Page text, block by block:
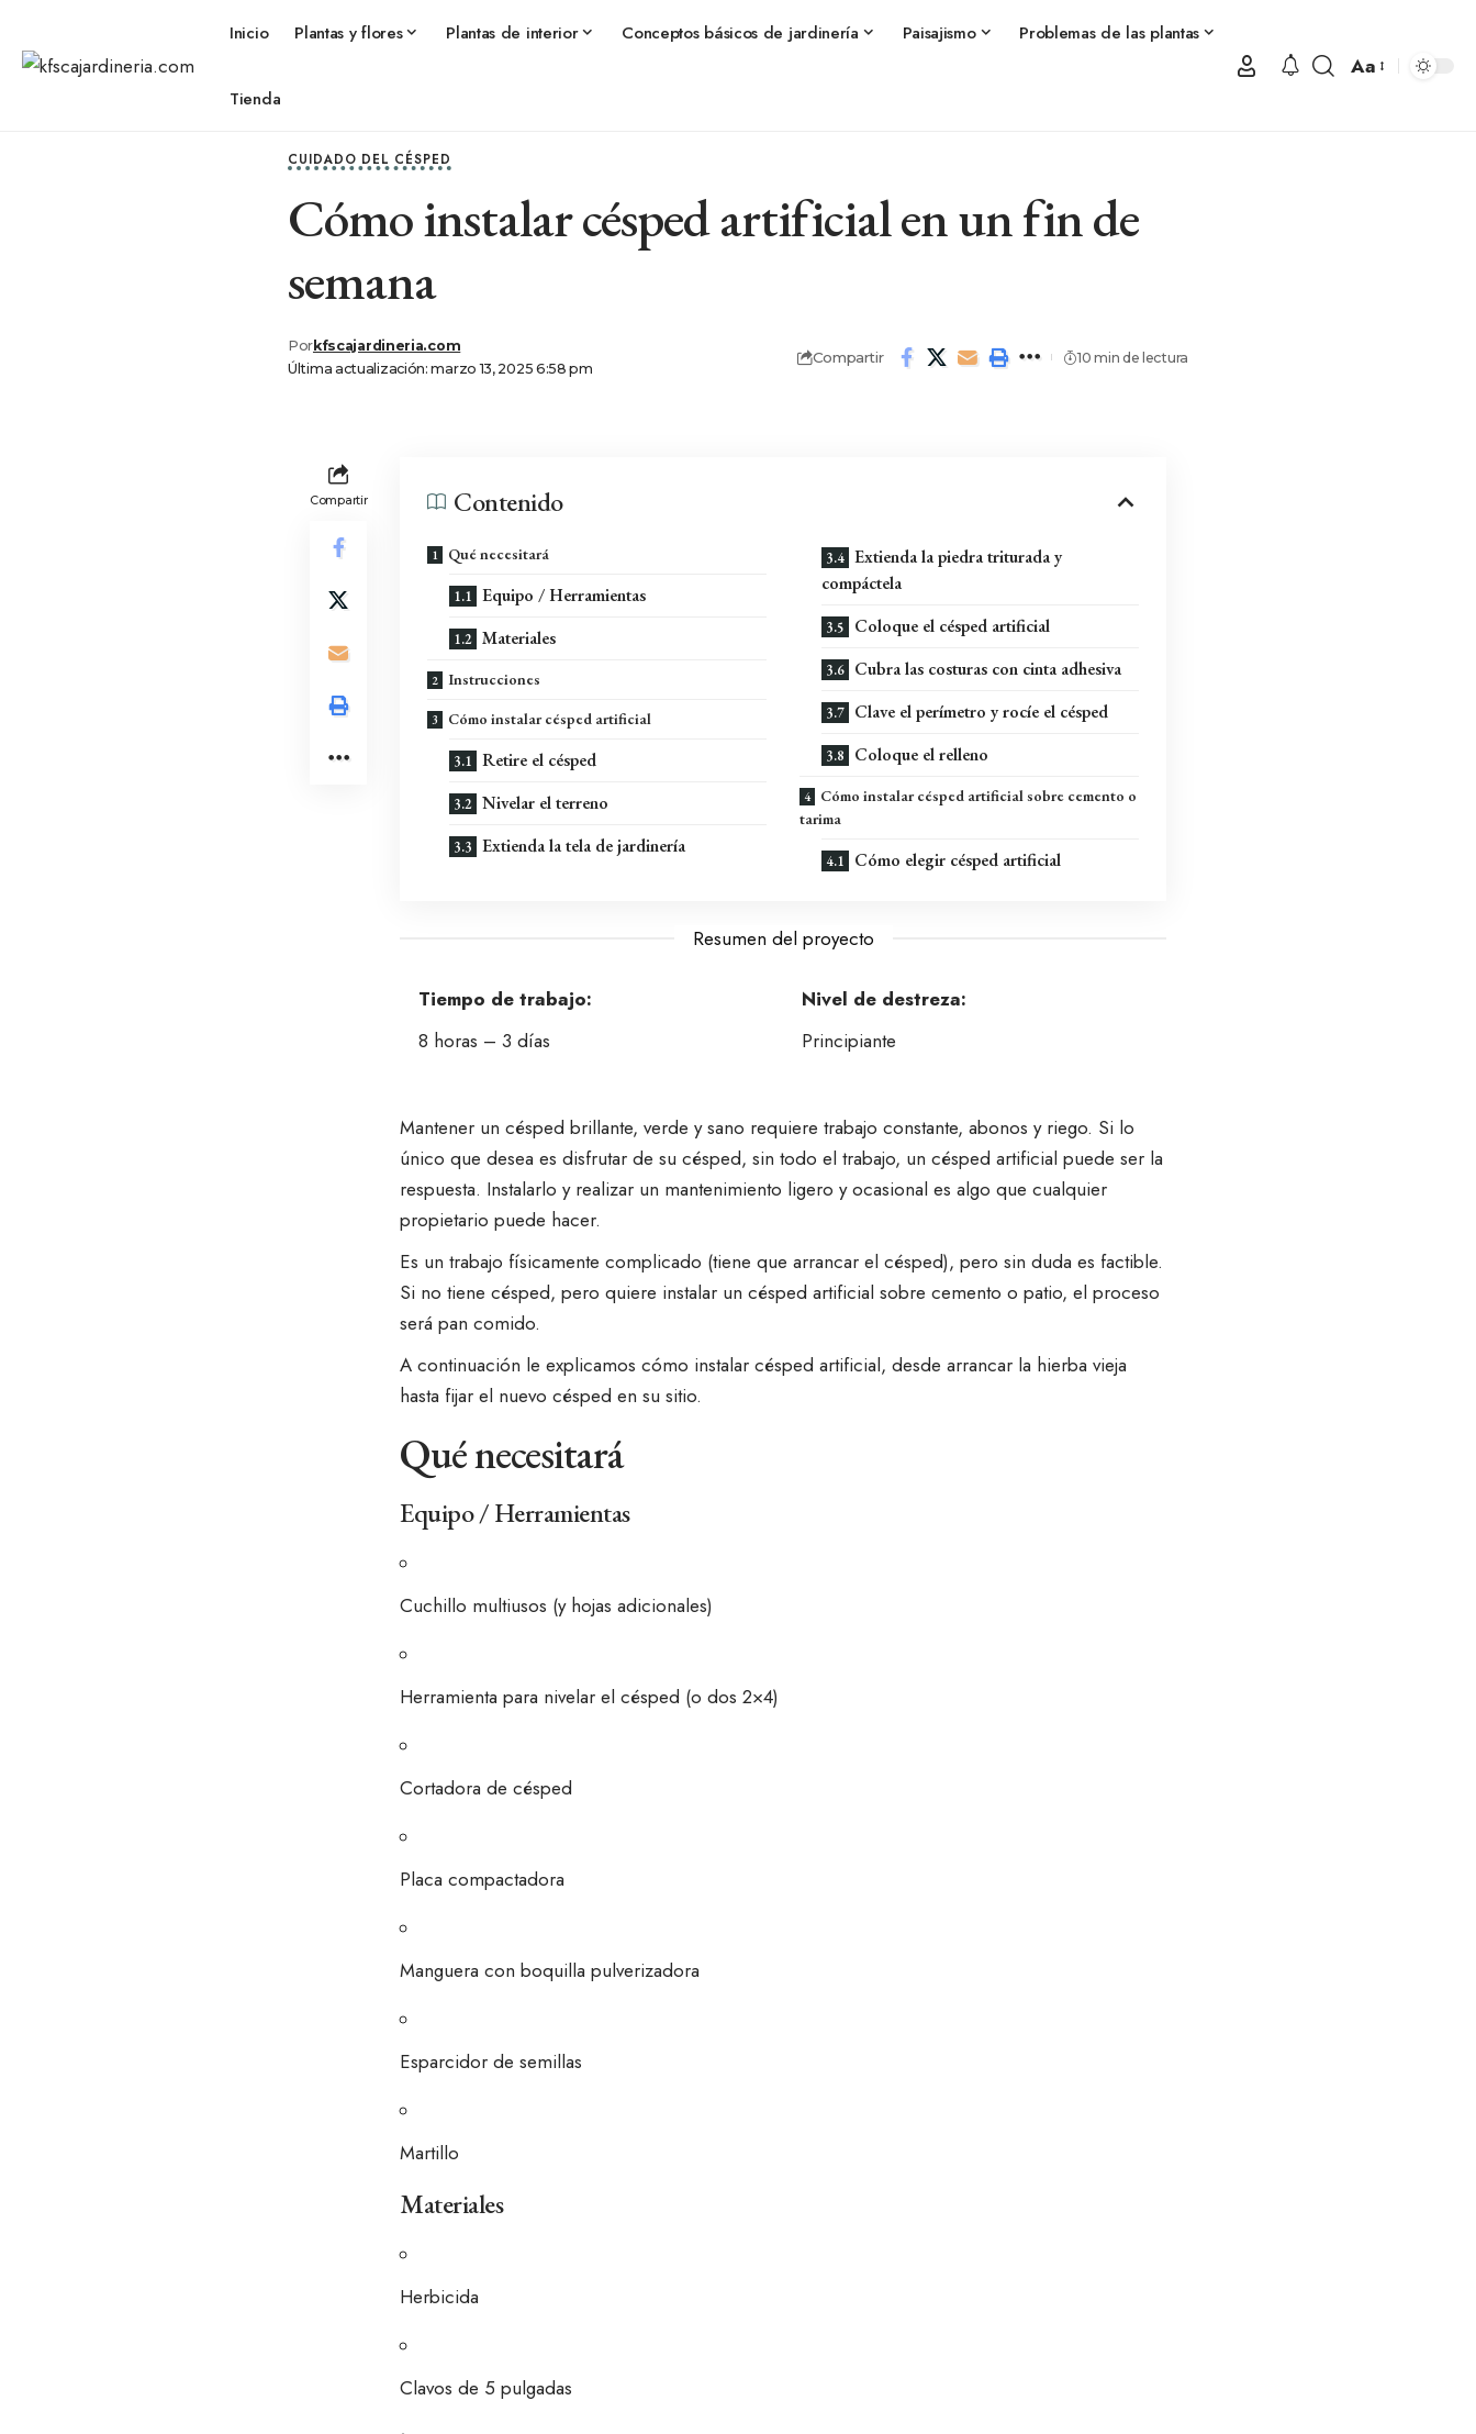
Inicio Plantas y flores Plantas de interior Conceptos básicos de jardinería Paisajismo Problemas de las plantas
Tienda
Aa
CUIDADO DEL CÉSPED
Cómo instalar césped artificial en un fin de
semana
Última actualización: marzo 13, 2025 6:58 pm
Porkfscajardineria.com
Compartir 10 min de lectura
Compartir Contenido
Qué necesitará
Equipo / Herramientas
Materiales
Instrucciones
Cómo instalar césped artificial
Retire el césped
Nivelar el terreno
Extienda la tela de jardinería
Extienda la piedra triturada y
compáctela
Coloque el césped artificial
Cubra las costuras con cinta adhesiva
Clave el perímetro y rocíe el césped
Coloque el relleno
Cómo instalar césped artificial sobre cemento o
tarima
Cómo elegir césped artificial
Resumen del proyecto
Tiempo de trabajo:
8 horas – 3 días
Nivel de destreza:
Principiante
Mantener un césped brillante, verde y sano requiere trabajo constante, abonos y riego. Si lo
único que desea es disfrutar de su césped, sin todo el trabajo, un césped artificial puede ser la
respuesta. Instalarlo y realizar un mantenimiento ligero y ocasional es algo que cualquier
propietario puede hacer.
Es un trabajo físicamente complicado (tiene que arrancar el césped), pero sin duda es factible.
Si no tiene césped, pero quiere instalar un césped artificial sobre cemento o patio, el proceso
será pan comido.
A continuación le explicamos cómo instalar césped artificial, desde arrancar la hierba vieja
hasta fijar el nuevo césped en su sitio.
Qué necesitará
Equipo / Herramientas
Cuchillo multiusos (y hojas adicionales)
Herramienta para nivelar el césped (o dos 2×4)
Cortadora de césped
Placa compactadora
Manguera con boquilla pulverizadora
Esparcidor de semillas
Martillo
Materiales
Herbicida
Clavos de 5 pulgadas